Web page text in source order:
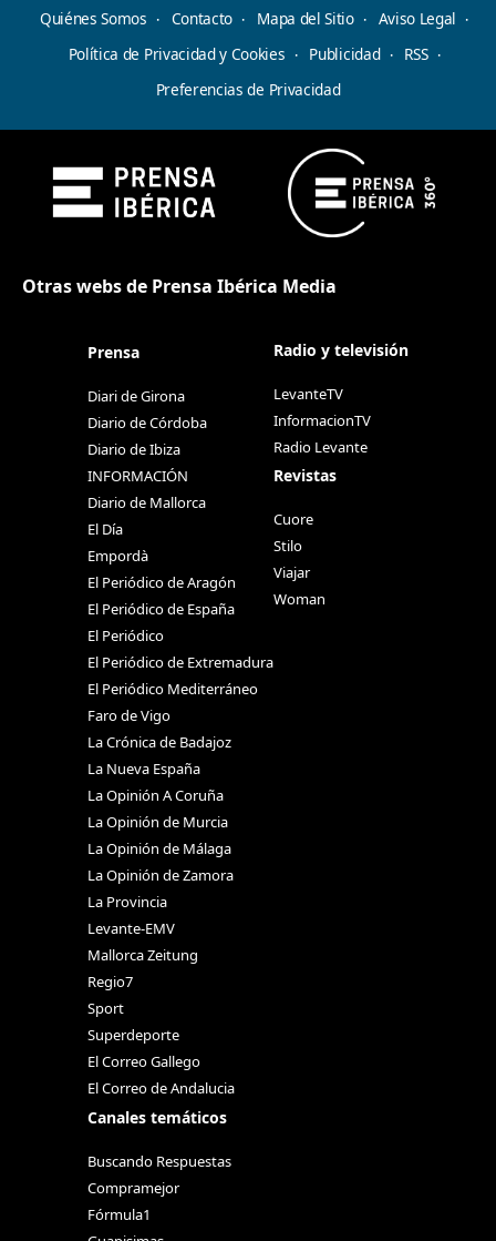
Quiénes Somos Contacto Mapa del Sitio
Aviso Legal
Política de Privacidad y Cookies
Publicidad
RSS
Preferencias de Privacidad
Otras webs de Prensa Ibérica Media
Prensa
Diari de Girona
Diario de Córdoba
Diario de Ibiza
INFORMACIÓN
Diario de Mallorca
El Día
Empordà
El Periódico de Aragón
El Periódico de España
El Periódico
El Periódico de Extremadura
El Periódico Mediterráneo
Faro de Vigo
La Crónica de Badajoz
La Nueva España
La Opinión A Coruña
La Opinión de Murcia
La Opinión de Málaga
La Opinión de Zamora
La Provincia
Levante-EMV
Mallorca Zeitung
Regio7
Sport
Superdeporte
El Correo Gallego
El Correo de Andalucia
Canales temáticos
Buscando Respuestas
Compramejor
Fórmula1
Radio y televisión
LevanteTV
InformacionTV
Radio Levante
Revistas
Cuore
Stilo
Viajar
Woman